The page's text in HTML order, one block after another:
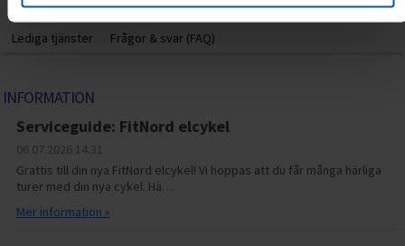
Integritetspolicy
Återköp/Reklamationer
Kontakta oss
Lediga tjänster
Frågor & svar (FAQ)
INFORMATION
Serviceguide: FitNord elcykel
06.07.2026 14.31
Grattis till din nya FitNord elcykel! Vi hoppas att du får många härliga
turer med din nya cykel. Hä…
Mer information »